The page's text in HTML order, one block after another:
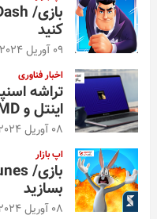
کنید
09 آوریل 2024
اخبار فناوری
اینتل و AMD را شکست داد
08 آوریل 2024
اپ بازار
بسازید
08 آوریل 2024